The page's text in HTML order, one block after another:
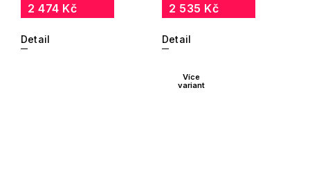
2 474 Kč
Detail
2 535 Kč
Detail
Více
variant